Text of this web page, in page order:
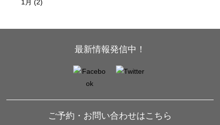
1月 (2)
最新情報発信中！
ご予約・お問い合わせはこちら